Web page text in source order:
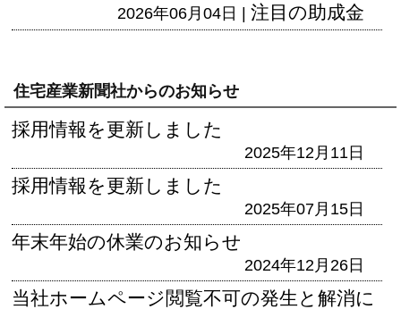
2026年06月04日 | 注目の助成金
住宅産業新聞社からのお知らせ
採用情報を更新しました
2025年12月11日
採用情報を更新しました
2025年07月15日
年末年始の休業のお知らせ
2024年12月26日
当社ホームページ閲覧不可の発生と解消に